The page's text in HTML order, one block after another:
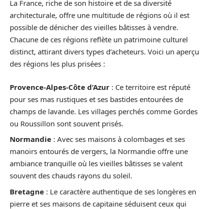
La France, riche de son histoire et de sa diversité
architecturale, offre une multitude de régions où il est
possible de dénicher des vieilles bâtisses à vendre.
Chacune de ces régions reflète un patrimoine culturel
distinct, attirant divers types d’acheteurs. Voici un aperçu
des régions les plus prisées :
Provence-Alpes-Côte d’Azur : Ce territoire est réputé
pour ses mas rustiques et ses bastides entourées de
champs de lavande. Les villages perchés comme Gordes
ou Roussillon sont souvent prisés.
Normandie : Avec ses maisons à colombages et ses
manoirs entourés de vergers, la Normandie offre une
ambiance tranquille où les vieilles bâtisses se valent
souvent des chauds rayons du soleil.
Bretagne : Le caractère authentique de ses longères en
pierre et ses maisons de capitaine séduisent ceux qui